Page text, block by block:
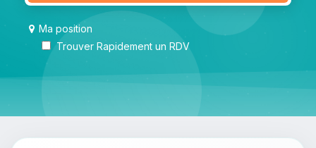
Ma position
Trouver Rapidement un RDV